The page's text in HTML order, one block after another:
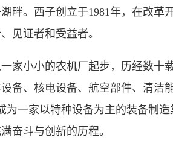
。西子创立于1981年，在改革开
见证者和受益者。
小小的农机厂起步，历经数十
备、核电设备、航空部件、清洁
为一家以特种设备为主的装备制
奋斗与创新的历程。